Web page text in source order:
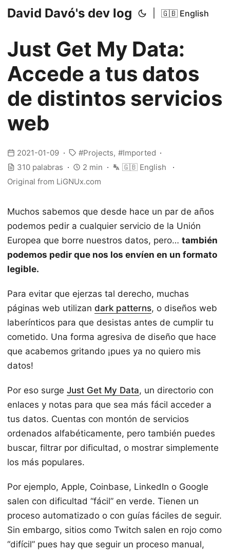
David Davó's dev log 🇬🇧 English
Just Get My Data:
Accede a tus datos
de distintos servicios
web
2021-01-09 Projects
Imported
310 palabras
2 min
🇬🇧 English
Original from LiGNUx.com
Muchos sabemos que desde hace un par de años
podemos pedir a cualquier servicio de la Unión
Europea que borre nuestros datos, pero… también
podemos pedir que nos los envíen en un formato
legible.
Para evitar que ejerzas tal derecho, muchas
páginas web utilizan dark patterns, o diseños web
laberínticos para que desistas antes de cumplir tu
cometido. Una forma agresiva de diseño que hace
que acabemos gritando ¡pues ya no quiero mis
datos!
Por eso surge Just Get My Data, un directorio con
enlaces y notas para que sea más fácil acceder a
tus datos. Cuentas con montón de servicios
ordenados alfabéticamente, pero también puedes
buscar, filtrar por dificultad, o mostrar simplemente
los más populares.
Por ejemplo, Apple, Coinbase, LinkedIn o Google
salen con dificultad “fácil” en verde. Tienen un
proceso automatizado o con guías fáciles de seguir.
Sin embargo, sitios como Twitch salen en rojo como
“difícil” pues hay que seguir un proceso manual,